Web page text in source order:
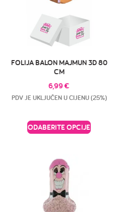
FOLIJA BALON MAJMUN 3D 80
CM
6,99€
PDV JE UKLJUČEN U CIJENU (25%)
ODABERITE OPCIJE